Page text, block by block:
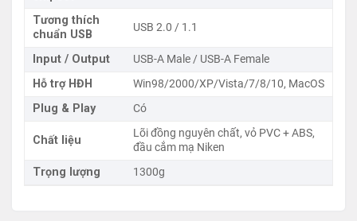
Khuếch đại tín hiệu hiệu quả
dụng FE1.1s.
Truyền tín hiệu xa nhưng vẫn ổn định
tưởng cho các thiết bị cần cáp dài.
Tương thích đa dạng
với nhiều hệ điều hành:
Windows, MacOS, Linux.
Vật liệu cao cấp chống nhiễu, chống oxy hóa.
Tương thích
chuẩn USB
USB 2.0 / 1.1
Input / Output
USB-A Male / USB-A Female
Hỗ trợ HĐH
Win98/2000/XP/Vista/7/8/10, MacOS
Plug & Play
Có
Chất liệu
Lõi đồng nguyên chất, vỏ PVC + ABS,
đầu cắm mạ Niken
Trọng lượng
1300g